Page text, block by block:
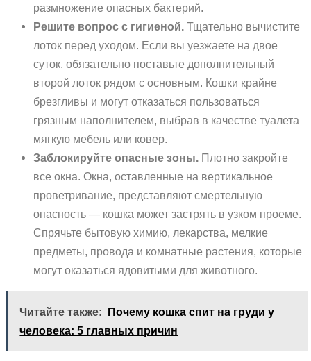
размножение опасных бактерий.
Решите вопрос с гигиеной. Тщательно вычистите
лоток перед уходом. Если вы уезжаете на двое
суток, обязательно поставьте дополнительный
второй лоток рядом с основным. Кошки крайне
брезгливы и могут отказаться пользоваться
грязным наполнителем, выбрав в качестве туалета
мягкую мебель или ковер.
Заблокируйте опасные зоны. Плотно закройте
все окна. Окна, оставленные на вертикальное
проветривание, представляют смертельную
опасность — кошка может застрять в узком проеме.
Спрячьте бытовую химию, лекарства, мелкие
предметы, провода и комнатные растения, которые
могут оказаться ядовитыми для животного.
Читайте также:
Почему кошка спит на груди у
человека: 5 главных причин